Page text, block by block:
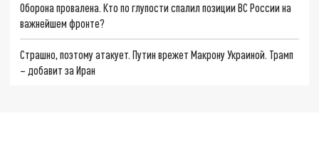
Оборона провалена. Кто по глупости спалил позиции ВС России на
важнейшем фронте?
Страшно, поэтому атакует. Путин врежет Макрону Украиной. Трамп
– добавит за Иран